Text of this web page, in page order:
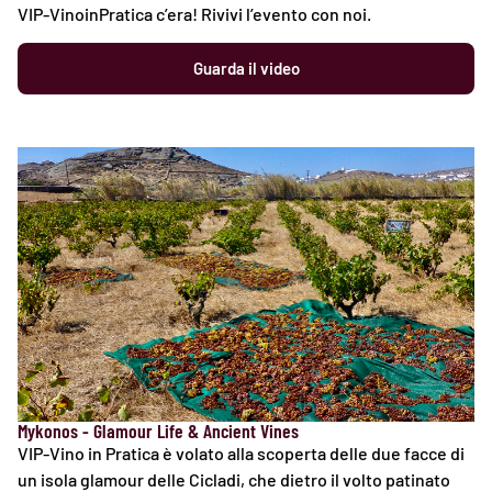
VIP-VinoinPratica c’era! Rivivi l’evento con noi.
Guarda il video
Mykonos - Glamour Life & Ancient Vines
VIP-Vino in Pratica è volato alla scoperta delle due facce di
un isola glamour delle Cicladi, che dietro il volto patinato